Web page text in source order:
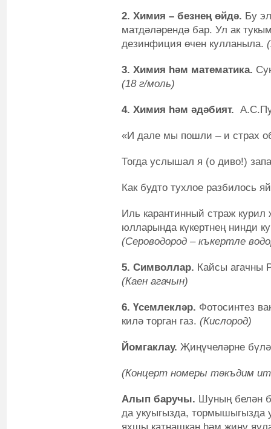
2. Химия – безнең өйдә. Бу
матдәләрендә бар. Ул ак
дезинфиция өчен кулланыла.
3. Химия һәм математика.
(18 г/моль)
4. Химия һәм әдәбият.
«И дале мы пошли – и страх
Тогда услышал я (о диво!)
Как будто тухлое разбилось
Иль карантинный страж
юлларында күкертнең нинди
(Сероводород – къкертле
5. Символлар. Кайсы агачны
(Каен агачын)
6. Үсемлекләр. Фотосинтез
килә торган газ. (Кислород)
Йомгаклау. Җиңүчеләрне
(Концерт номеры тәкъдим
Алып баручы. Шуның белән
да укуыгызда, тормышыгызда
яхшы катнашкан һәм җиңү